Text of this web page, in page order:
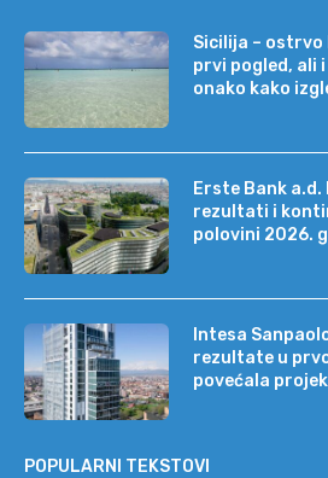
Sicilija – ostrvo
prvi pogled, ali
onako kako
Erste Bank
rezultati i
polovini 2026.
Intesa
rezultate u
povećala
POPULARNI TEKSTOVI